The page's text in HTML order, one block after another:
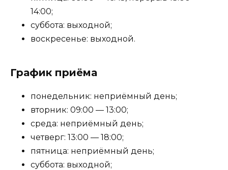
14:00;
суббота: выходной;
воскресенье: выходной.
График приёма
понедельник: неприёмный день;
вторник: 09:00 — 13:00;
среда: неприёмный день;
четверг: 13:00 — 18:00;
пятница: неприёмный день;
суббота: выходной;